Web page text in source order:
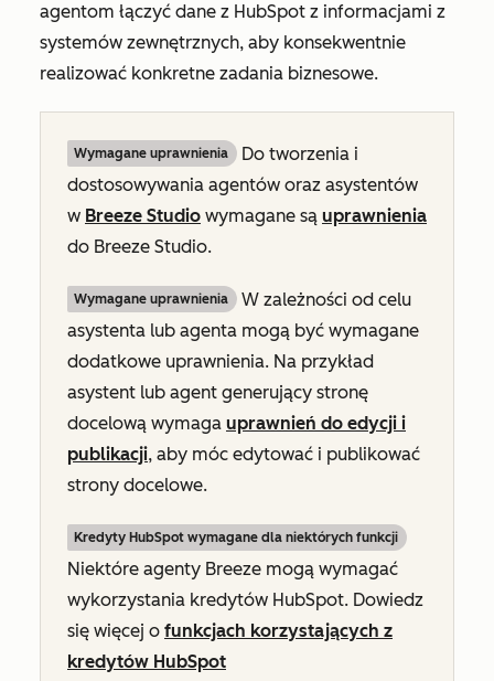
agentom łączyć dane z HubSpot z informacjami z
systemów zewnętrznych, aby konsekwentnie
realizować konkretne zadania biznesowe.
Wymagane uprawnienia
Do tworzenia i
dostosowywania agentów oraz asystentów
w Breeze Studio wymagane są uprawnienia
do Breeze Studio.
Wymagane uprawnienia
W zależności od celu
asystenta lub agenta mogą być wymagane
dodatkowe uprawnienia. Na przykład
asystent lub agent generujący stronę
docelową wymaga uprawnień do edycji i
publikacji, aby móc edytować i publikować
strony docelowe.
Kredyty HubSpot wymagane dla niektórych funkcji
Niektóre agenty Breeze mogą wymagać
wykorzystania kredytów HubSpot. Dowiedz
się więcej o funkcjach korzystających z
kredytów HubSpot